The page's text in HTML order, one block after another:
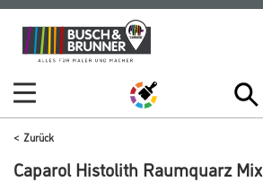
Zum
Inhalt
Zum
Navigationsmenü
Zurück
Caparol Histolith Raumquarz Mix